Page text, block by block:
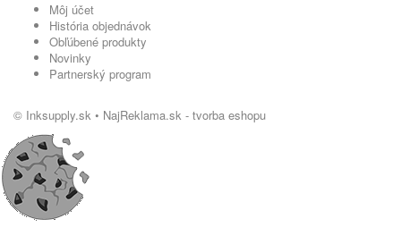
Môj účet
História objednávok
Obľúbené produkty
Novinky
Partnerský program
© Inksupply.sk • NajReklama.sk - tvorba eshopu